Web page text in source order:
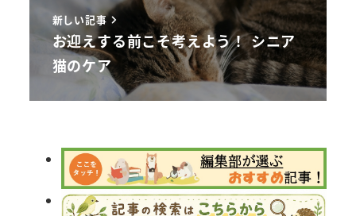
新しい記事
お迎えする前こそ考えよう！ シニア
猫のケア